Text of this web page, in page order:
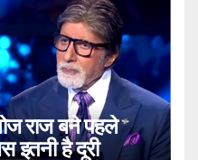
राज बने पहले
इतनी है दूरी